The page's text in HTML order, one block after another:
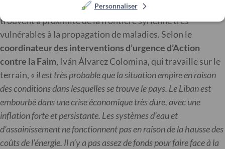
Personnaliser
rend les camps informels qui se
trouvent à proximité de la frontière syrienne très
vulnérables à la propagation de maladies. Selon le
coordinateur des interventions d’urgence d’Action
contre la Faim, Iván Álvarez Colomina, qui travaille sur le
terrain, « il est très probable que la situation empire en raison
des conditions dans lesquelles se trouve le pays. Le Liban est
embourbé dans une crise économique très dure, avec une
inflation forte et persistante. Les systèmes d’eau et
d’assainissement ne fonctionnent pas en raison de la hausse des
coûts de l’énergie. Il n’y a pas assez de fonds pour faire face à la